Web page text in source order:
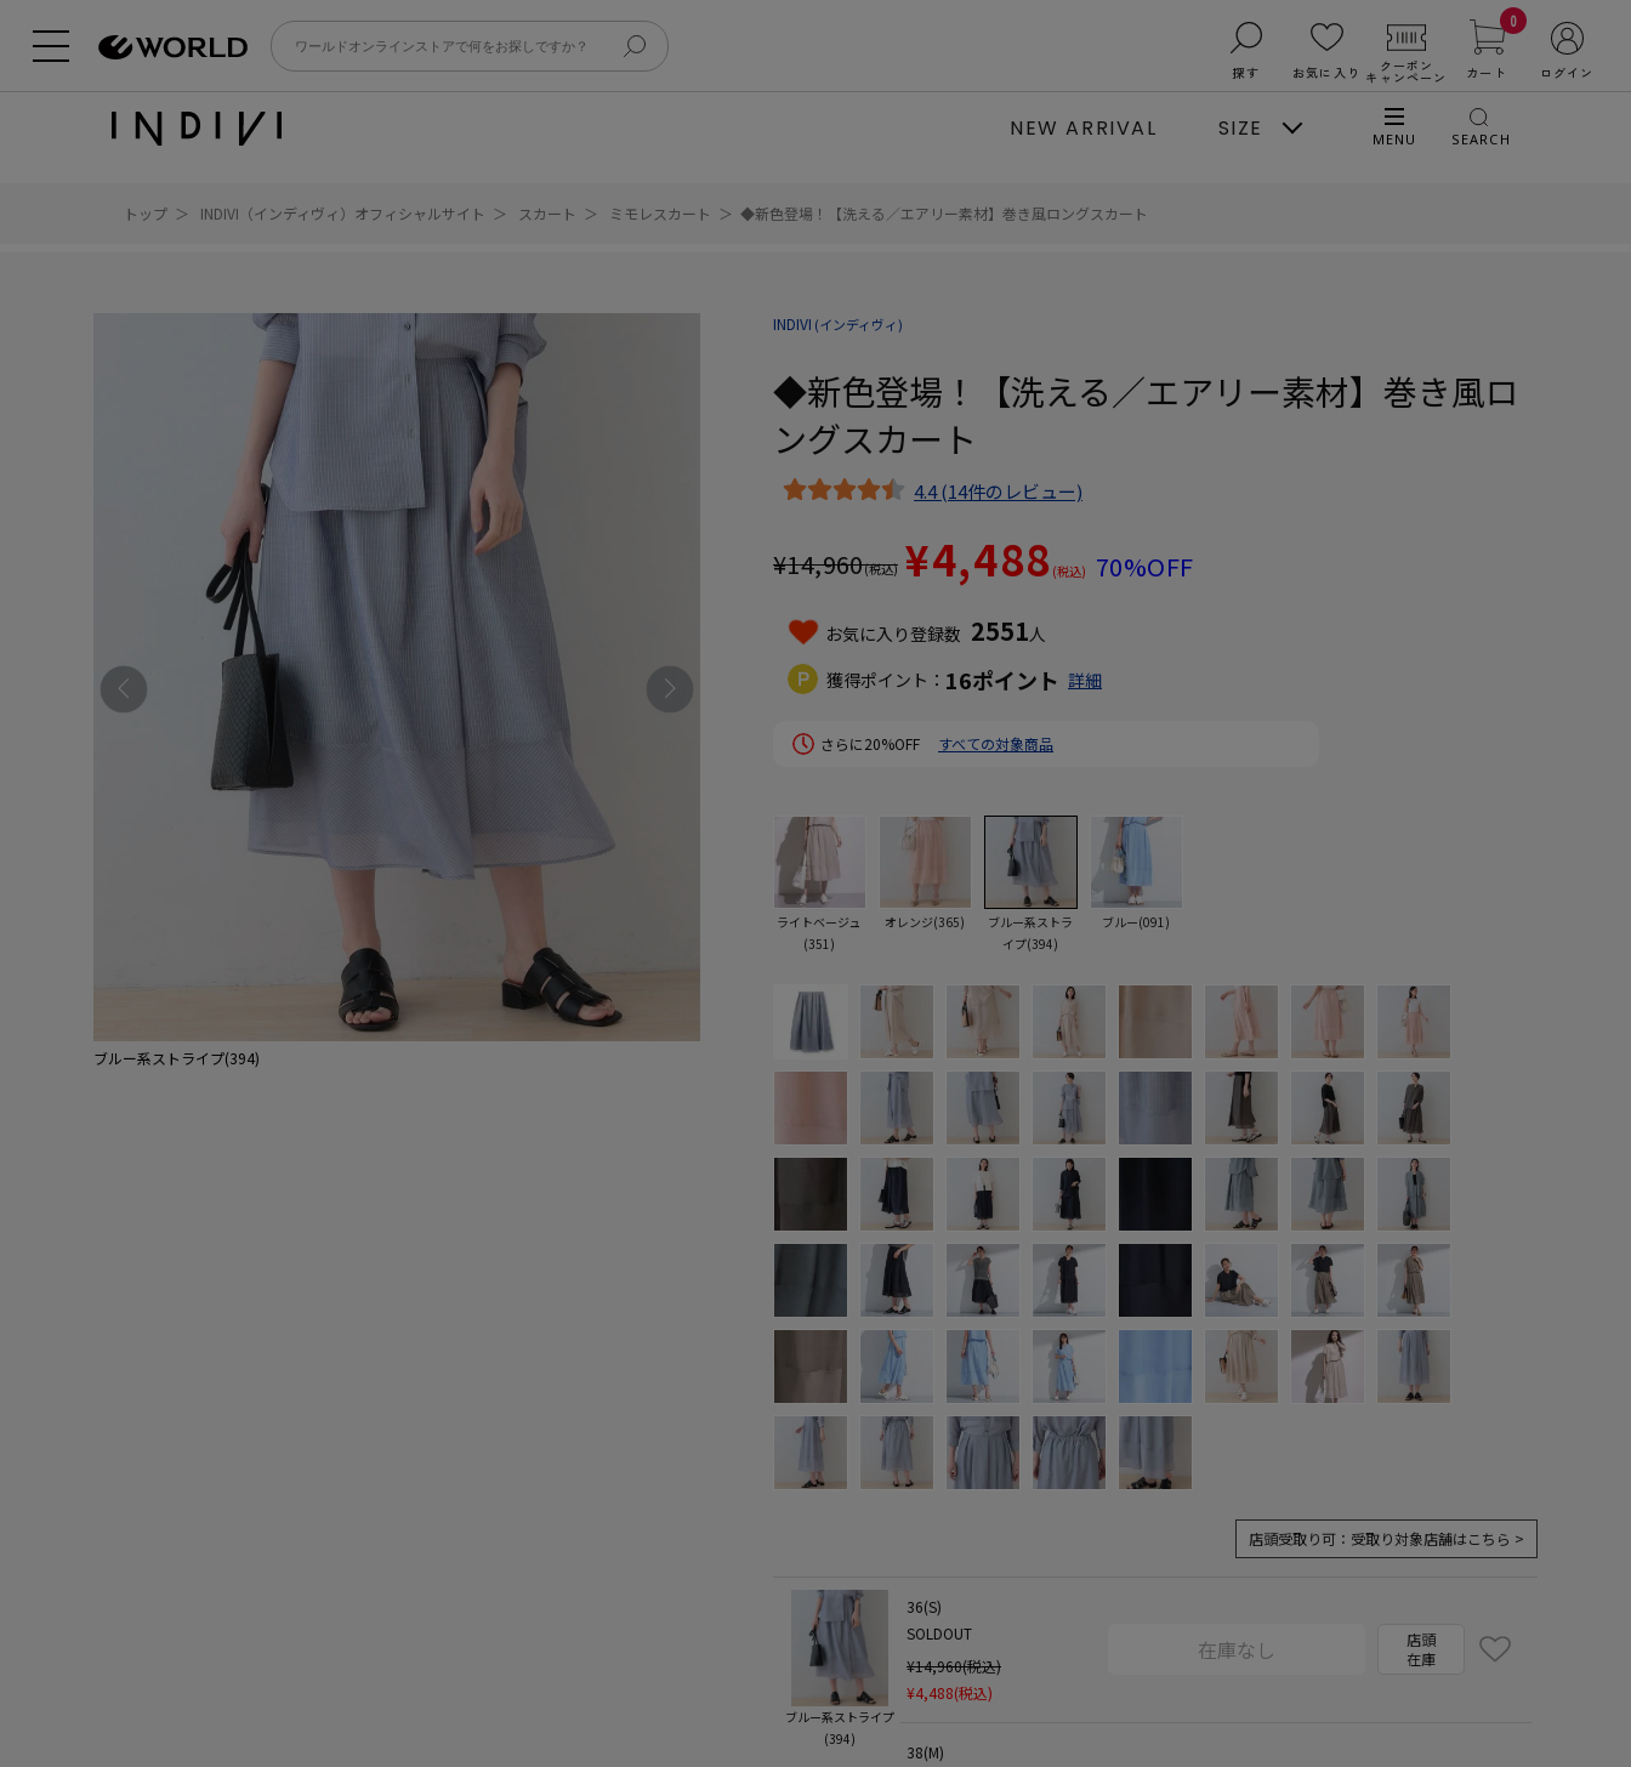
探す お気に入り クーポン
キャンペーン
0
カート ログイン
NEW ARRIVAL SIZE MENU SEARCH
トップ INDIVI（インディヴィ）オフィシャルサイト スカート ミモレスカート ◆新色登場！【洗える／エアリー素材】巻き風ロングスカート
ブルー系ストライプ(394)
INDIVI (インディヴィ)
◆新色登場！【洗える／エアリー素材】巻き風ロ
ングスカート
4.4 (14件のレビュー)
¥14,960(税込) ¥4,488 (税込) 70%OFF
お気に入り登録数 2551人
獲得ポイント： 16ポイント 詳細
さらに20%OFF すべての対象商品
ライトベージュ
(351)
オレンジ(365)
ブルー系ストラ
イプ(394)
ブルー(091)
店頭受取り可： 受取り対象店舗はこちら >
ブルー系ストライプ
(394)
36(S)
SOLDOUT
¥14,960(税込)
¥4,488(税込)
在庫なし
店頭
在庫
38(M)